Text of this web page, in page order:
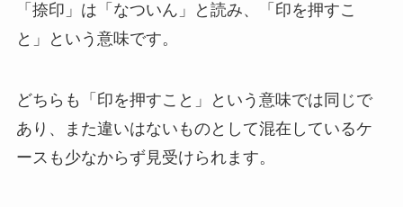
「捺印」は「なついん」と読み、「印を押すこ
と」という意味です。
どちらも「印を押すこと」という意味では同じで
あり、また違いはないものとして混在しているケ
ースも少なからず見受けられます。